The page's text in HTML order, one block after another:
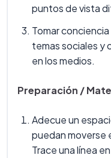
puntos de vista
Tomar
temas sociales y
en los medios.
Preparación /
Adecue un
puedan moverse
Trace una línea